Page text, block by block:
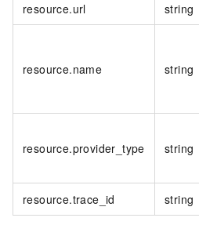
resource.url string
resource.name string
resource.provider_type string
resource.trace_id string